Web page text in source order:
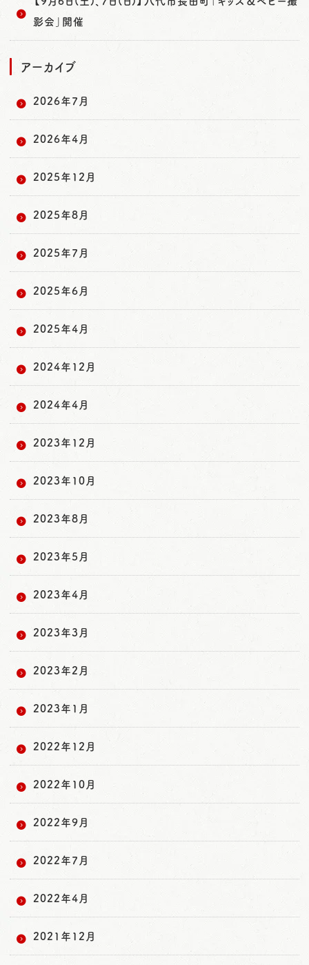
影会」開催
アーカイブ
2026年7月
2026年4月
2025年12月
2025年8月
2025年7月
2025年6月
2025年4月
2024年12月
2024年4月
2023年12月
2023年10月
2023年8月
2023年5月
2023年4月
2023年3月
2023年2月
2023年1月
2022年12月
2022年10月
2022年9月
2022年7月
2022年4月
2021年12月